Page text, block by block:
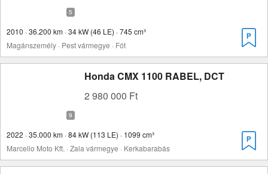
2010 · 36.200 km · 34 kW (46 LE) · 745 cm³
Magánszemély · Pest vármegye · Fót
Honda CMX 1100 RABEL, DCT
2 980 000 Ft
2022 · 35.000 km · 84 kW (113 LE) · 1099 cm³
Marcello Moto Kft. · Zala vármegye · Kerkabarabás